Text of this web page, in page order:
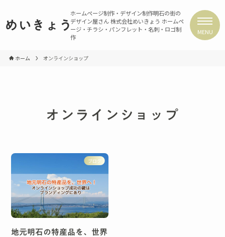
めいきょう
ホームページ制作・デザイン制作明石の街の
デザイン屋さん 株式会社めいきょう ホームペ
ージ・チラシ・パンフレット・名刺・ロゴ制
作
MENU
ホーム オンラインショップ
オンラインショップ
ブログ
地元明石の特産品を、世界